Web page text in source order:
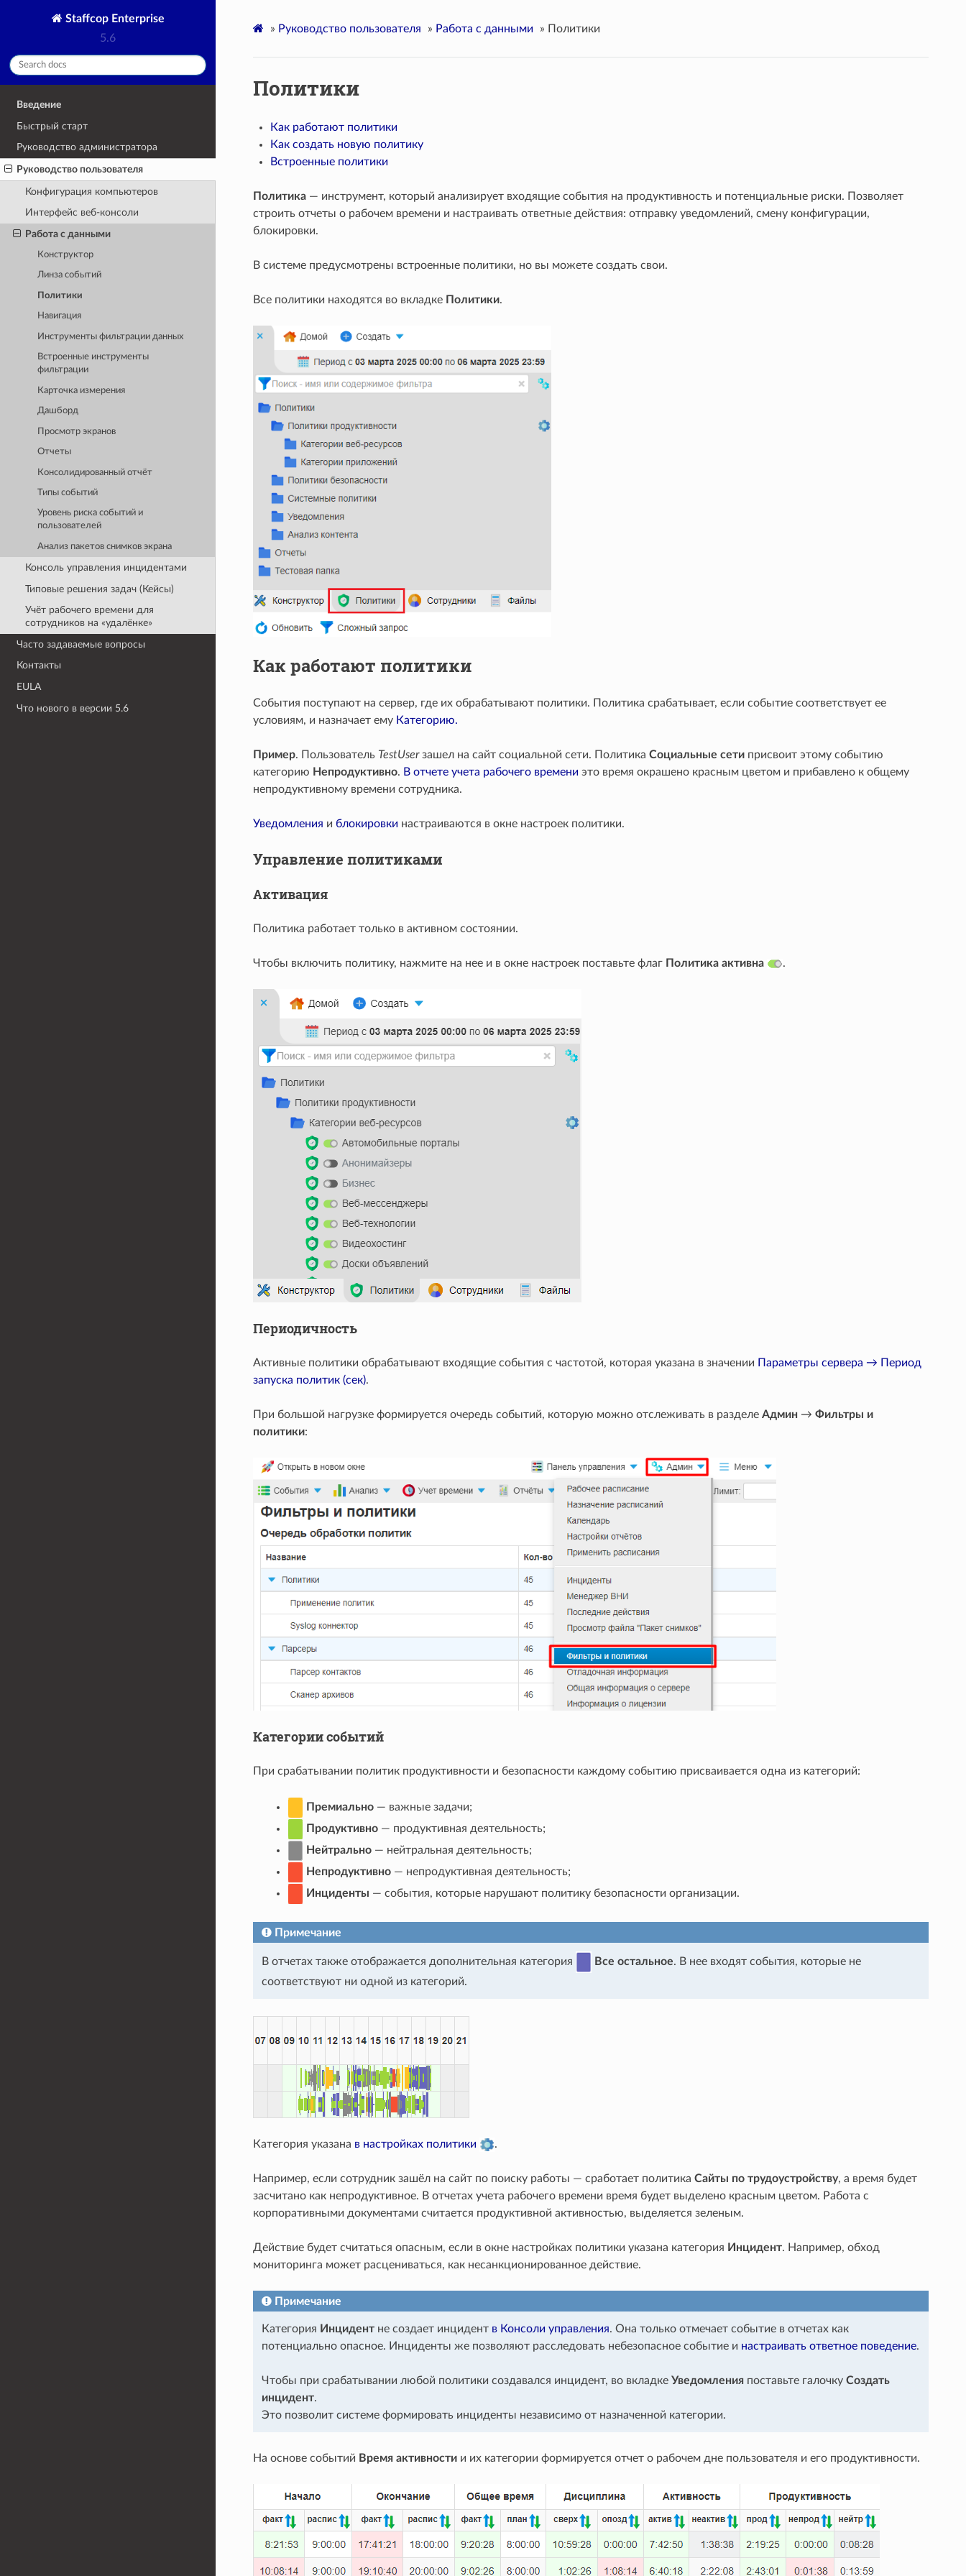
Staffcop Enterprise
5.6
Введение
Быстрый старт
Руководство администратора
Руководство пользователя
Конфигурация компьютеров
Интерфейс веб-консоли
Работа с данными
Конструктор
Линза событий
Политики
Навигация
Инструменты фильтрации данных
Встроенные инструменты
фильтрации
Карточка измерения
Дашборд
Просмотр экранов
Отчеты
Консолидированный отчёт
Типы событий
Уровень риска событий и
пользователей
Анализ пакетов снимков экрана
Консоль управления инцидентами
Типовые решения задач (Кейсы)
Учёт рабочего времени для
сотрудников на «удалёнке»
Часто задаваемые вопросы
Контакты
EULA
Что нового в версии 5.6
» Руководство пользователя » Работа с данными » Политики
Политики
Как работают политики
Как создать новую политику
Встроенные политики
Политика— инструмент, который анализирует входящие события на продуктивность и потенциальные риски. Позволяет
строить отчеты о рабочем времени и настраивать ответные действия: отправку уведомлений, смену конфигурации,
блокировки.
В системе предусмотрены встроенные политики, но вы можете создать свои.
Все политики находятся во вкладке Политики.
Как работают политики
События поступают на сервер, где их обрабатывают политики. Политика срабатывает, если событие соответствует ее
условиям, и назначает ему Категорию.
Пример. Пользователь TestUserзашел на сайт социальной сети. Политика Социальные сетиприсвоит этому событию
категорию Непродуктивно. В отчете учета рабочего времени это время окрашено красным цветом и прибавлено к общему
непродуктивному времени сотрудника.
Уведомления и блокировки настраиваются в окне настроек политики.
Управление политиками
Активация
Политика работает только в активном состоянии.
Чтобы включить политику, нажмите на нее и в окне настроек поставьте флаг Политика активна .
Периодичность
Активные политики обрабатывают входящие события с частотой, которая указана в значении Параметры сервера → Период
запуска политик (сек).
При большой нагрузке формируется очередь событий, которую можно отслеживать в разделе Админ→ Фильтры и
политики:
Категории событий
При срабатывании политик продуктивности и безопасности каждому событию присваивается одна из категорий:
Премиально— важные задачи;
Продуктивно— продуктивная деятельность;
Нейтрально— нейтральная деятельность;
Непродуктивно— непродуктивная деятельность;
Инциденты — события, которые нарушают политику безопасности организации.
Примечание
В отчетах также отображается дополнительная категория Все остальное. В нее входят события, которые не
соответствуют ни одной из категорий.
Категория указана в настройках политики .
Например, если сотрудник зашёл на сайт по поиску работы — сработает политика Сайты по трудоустройству, а время будет
засчитано как непродуктивное. В отчетах учета рабочего времени время будет выделено красным цветом. Работа с
корпоративными документами считается продуктивной активностью, выделяется зеленым.
Действие будет считаться опасным, если в окне настройках политики указана категория Инцидент. Например, обход
мониторинга может расцениваться, как несанкционированное действие.
Примечание
Категория Инцидентне создает инцидент в Консоли управления. Она только отмечает событие в отчетах как
потенциально опасное. Инциденты же позволяют расследовать небезопасное событие и настраивать ответное поведение.
Чтобы при срабатывании любой политики создавался инцидент, во вкладке Уведомленияпоставьте галочку Создать
инцидент.
Это позволит системе формировать инциденты независимо от назначенной категории.
На основе событий Время активностии их категории формируется отчет о рабочем дне пользователя и его продуктивности.